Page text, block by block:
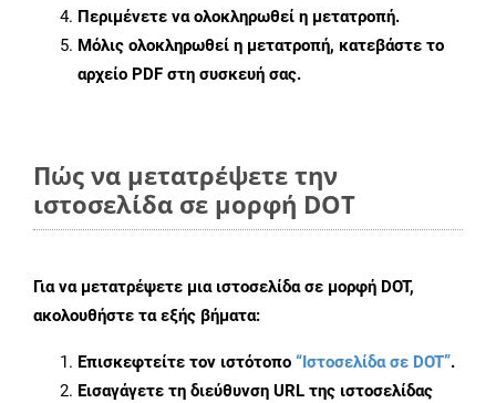
Περιμένετε να ολοκληρωθεί η μετατροπή.
Μόλις ολοκληρωθεί η μετατροπή, κατεβάστε το
αρχείο PDF στη συσκευή σας.
Πώς να μετατρέψετε την
ιστοσελίδα σε μορφή DOT
Για να μετατρέψετε μια ιστοσελίδα σε μορφή DOT,
ακολουθήστε τα εξής βήματα:
Επισκεφτείτε τον ιστότοπο “Ιστοσελίδα σε DOT”.
Εισαγάγετε τη διεύθυνση URL της ιστοσελίδας